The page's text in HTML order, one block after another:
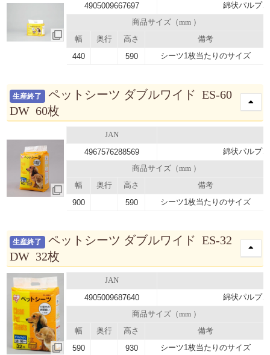
4905009667697 綿状パルプ
商品サイズ（mm ）
幅
奥行 高さ 備考
440 590 シーツ1枚当たりのサイズ
生産終了
ペットシーツ ダブルワイド ES-60
DW 60枚
JAN
4967576288569 綿状パルプ
商品サイズ（mm ）
幅
奥行 高さ 備考
900 590 シーツ1枚当たりのサイズ
生産終了
ペットシーツ ダブルワイド ES-32
DW 32枚
JAN
4905009687640 綿状パルプ
商品サイズ（mm ）
幅
奥行 高さ 備考
590 930 シーツ1枚当たりのサイズ